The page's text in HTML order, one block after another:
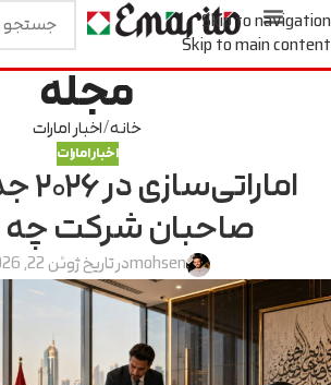
Skip to navigation
Skip to main content
مجله
خانه اخبار امارات
اخبار امارات
صاحبان شرکت چه
mohsenدر تاریخ ژوئن 22, 2026